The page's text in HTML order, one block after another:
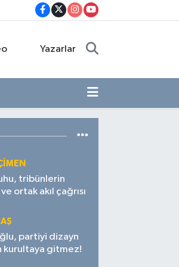
Yazarlar
tribünlerin
ortak akıl çağrısı
partiyi dizayn
kurultaya gitmez!